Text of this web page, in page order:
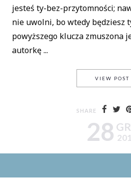
jesteś ty-bez-przytomności;
nie uwolni, bo wtedy będziesz
powyższego klucza zmuszona
autorkę ...
28
VIEW POST
SHARE